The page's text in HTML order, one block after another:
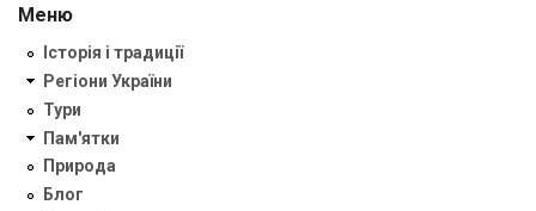
Меню
Історія і традиції
Регіони України
Тури
Пам'ятки
Природа
Блог